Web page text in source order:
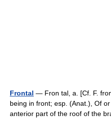
Frontal — Fron tal, a. [Cf. F.
being in front; esp. (Anat.), Of
anterior part of the roof of the